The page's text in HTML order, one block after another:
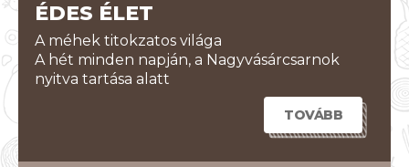
ÉDES ÉLET
A méhek titokzatos világa
A hét minden napján, a Nagyvásárcsarnok
nyitva tartása alatt
TOVÁBB